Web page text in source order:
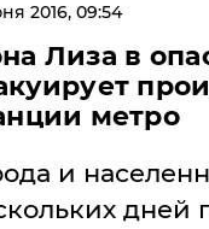
2016, 09:54
Лиза в
метро
и
дней